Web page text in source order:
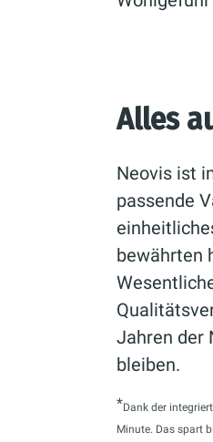
Alles
Neovis ist
passende
bewährten
Jahren der
bleiben.
*Dank der
Minute. Das spart